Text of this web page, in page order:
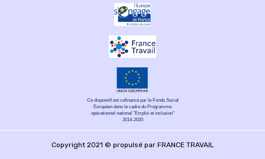
Ce dispositif est cofinancé par le Fonds Social
Européen dans le cadre du Programme
opérationnel national "Emploi et inclusion"
2014-2020
Copyright 2021 © propulsé par FRANCE TRAVAIL